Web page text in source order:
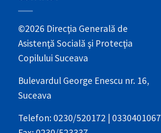
©2026 Direcţia Generală de
Asistenţă Socială şi Protecţia
Copilului Suceava
Bulevardul George Enescu nr. 16,
Suceava
Telefon: 0230/520172 | 0330401067